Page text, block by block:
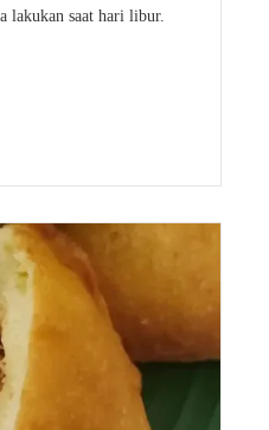
lakukan saat hari libur.